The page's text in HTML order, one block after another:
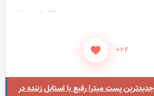
+۲۴
جدیدترین پست میترا رفیع با استایل زننده در